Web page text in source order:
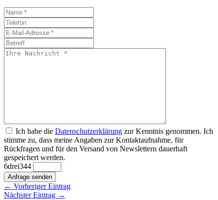
Ich habe die Datenschutzerklärung zur Kenntnis genommen. Ich
stimme zu, dass meine Angaben zur Kontaktaufnahme, für
Rückfragen und für den Versand von Newslettern dauerhaft
gespeichert werden.
6drei344
Anfrage senden
← Vorheriger Eintrag
Nächster Eintrag →